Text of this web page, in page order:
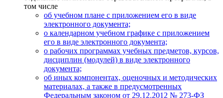
том числе
об учебном плане с приложением его в виде
электронного документа;
о календарном учебном графике с приложением
его в виде электронного документа;
о рабочих программах учебных предметов, курсов,
дисциплин (модулей) в виде электронного
документа;
об иных компонентах, оценочных и методических
материалах, а также в предусмотренных
Федеральным законом от 29.12.2012 № 273-ФЗ